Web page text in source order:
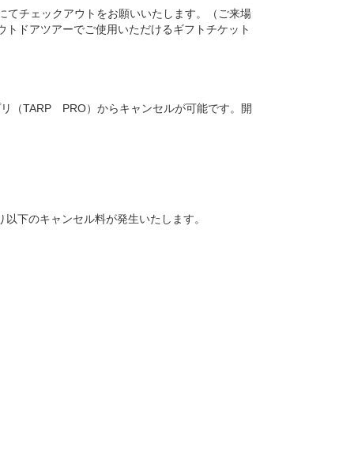
てチェックアウトをお願いいたします。（ご来場
ドアツアーでご使用いただけるギフトチケット
（TARP PRO）からキャンセルが可能です。開
下のキャンセル料が発生いたします。